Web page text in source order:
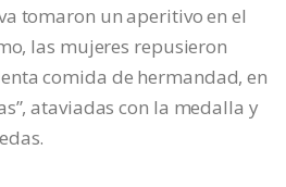
tomaron un aperitivo en el
las mujeres repusieron
comida de hermandad, en
ataviadas con la medalla y